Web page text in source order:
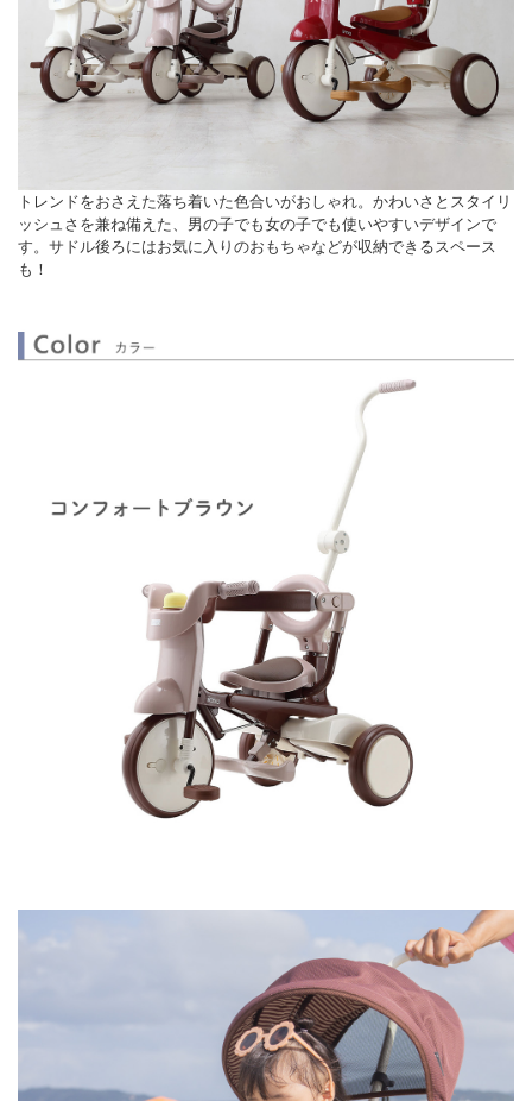
トレンドをおさえた落ち着いた色合いがおしゃれ。かわいさとスタイリ
ッシュさを兼ね備えた、男の子でも女の子でも使いやすいデザインで
す。サドル後ろにはお気に入りのおもちゃなどが収納できるスペース
も！